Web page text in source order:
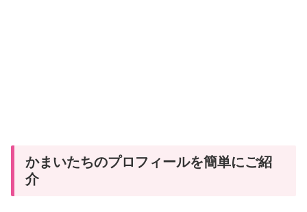
かまいたちのプロフィールを簡単にご紹
介